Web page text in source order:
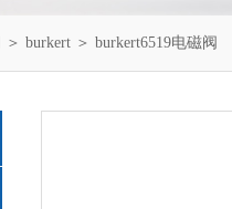
＞ burkert ＞ burkert6519电磁阀